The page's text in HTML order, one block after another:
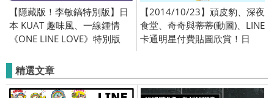
【隱藏版！李敏鎬特別版】日
本 KUAT 趣味風、一線鍾情
《ONE LINE LOVE》特別版
定/OpenVPN跨區
【2014/10/23】頑皮豹、深夜
食堂、奇奇與蒂蒂(動圖)、LINE
卡通明星付費貼圖欣賞！日
精選文章